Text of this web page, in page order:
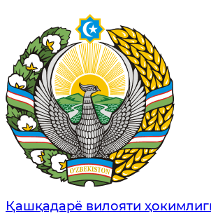
Қашқадарё вилояти